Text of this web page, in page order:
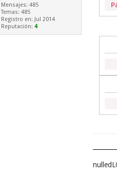
Mensajes: 485
Temas: 485
Registro en: Jul 2014
Reputación: 4